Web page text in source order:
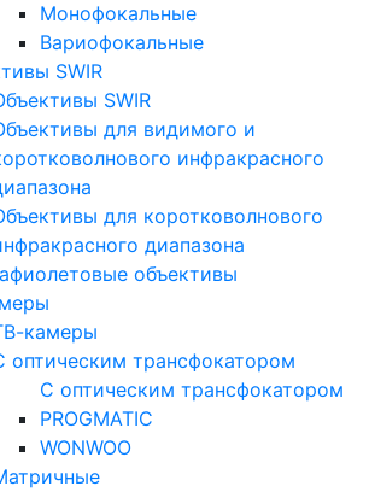
Монофокальные
Вариофокальные
SWIR
SWIR
для видимого и
инфракрасного
для коротковолнового
диапазона
объективы
камеры
оптическим трансфокатором
С оптическим трансфокатором
PROGMATIC
WONWOO